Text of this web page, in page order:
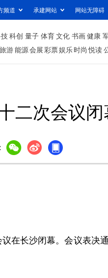
频道 承建网站 网站无障碍
科创 量子 体育文化 书画健康
旅游能源会展彩票娱乐时尚 悦读
二次会议闭
长沙闭幕。会议表决